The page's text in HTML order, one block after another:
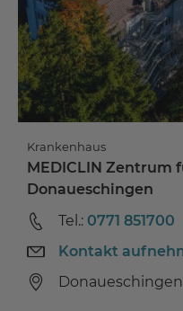
Krankenhaus
MEDICLIN Zentrum
Donaueschingen
Tel.: 0771 851700
Kontakt